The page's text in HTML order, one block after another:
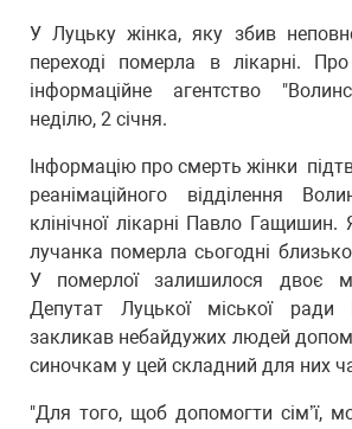
У Луцьку жінка, яку збив
переході померла в лікарні.
інформаційне агентство
неділю, 2 січня.
Інформацію про смерть жінки
реанімаційного відділення
клінічної лікарні Павло Гащишин.
лучанка померла сьогодні
У померлої залишилося двоє
Депутат Луцької міської
закликав небайдужих людей
синочкам у цей складний для них
"Для того, щоб допомогти сім’ї,